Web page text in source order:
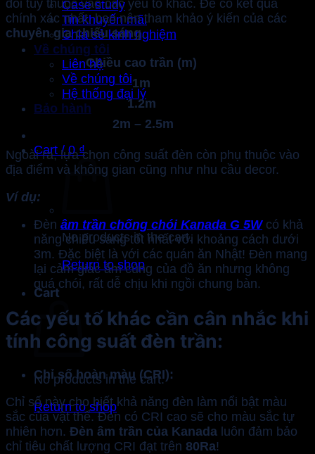
Case study
Tin khuyến mãi
Chia sẻ kinh nghiệm
Về chúng tôi
Liên hệ
Về chúng tôi
Hệ thống đại lý
Bảo hành
Cart / 0₫
No products in the cart.
Return to shop
Cart
No products in the cart.
Return to shop
đổi tùy thuộc vào các yếu tố khác. Để có kết quả
chính xác nhất, bạn nên tham khảo ý kiến của các
chuyên gia chiếu sáng.
Chiều cao trần (m)
1m
1.2m
2m – 2.5m
Ngoài ra, lựa chọn công suất đèn còn phụ thuộc vào
địa điểm và không gian cũng như nhu cầu decor.
Ví dụ:
Đèn âm trần chống chói Kanada G 5Wcó khả
năng chiếu sáng tốt nhất với khoảng cách dưới
3m. Đặc biệt là với các quán ăn Nhật! Đèn mang
lại cảm giác ấm cúng của đồ ăn nhưng không
quá chói, rất dễ chịu khi ngồi chung bàn.
Các yếu tố khác cần cân nhắc khi
tính công suất đèn trần:
Chỉ số hoàn màu (CRI):
Chỉ số này cho biết khả năng đèn làm nổi bật màu
sắc của vật thể. Đèn có CRI cao sẽ cho màu sắc tự
nhiên hơn. Đèn âm trần của Kanada luôn đảm bảo
chỉ tiêu chất lượng CRI đạt trên 80Ra!